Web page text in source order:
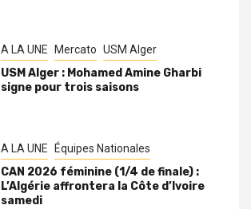
A LA UNE Mercato USM Alger
USM Alger : Mohamed Amine Gharbi
signe pour trois saisons
A LA UNE Équipes Nationales
CAN 2026 féminine (1/4 de finale) :
L’Algérie affrontera la Côte d’Ivoire
samedi